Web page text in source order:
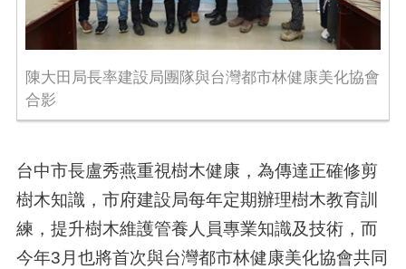
陳大田局長率建設局團隊與台灣都市林健康美化協會
合影
台中市長盧秀燕重視樹木健康，為傳達正確修剪
樹木知識，市府建設局每年定期辦理樹木教育訓
練，提升樹木維護管養人員專業知識及技術，而
今年3月也將首次與台灣都市林健康美化協會共同